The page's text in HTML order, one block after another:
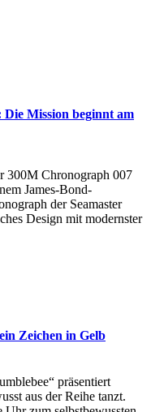
Mission beginnt am
300M Chronograph 007
James-Bond-
der Seamaster
Design mit modernster
Zeichen in Gelb
präsentiert
aus der Reihe tanzt.